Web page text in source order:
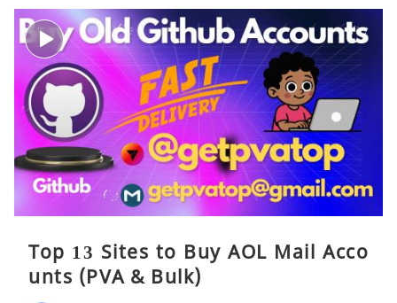
Top 13 Sites to Buy AOL Mail Acco
unts (PVA & Bulk)